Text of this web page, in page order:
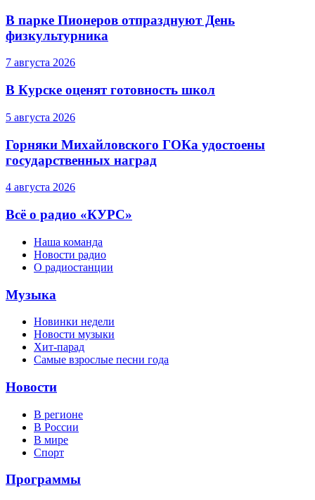
В парке Пионеров отпразднуют День
физкультурника
7 августа 2026
В Курске оценят готовность школ
5 августа 2026
Горняки Михайловского ГОКа удостоены
государственных наград
4 августа 2026
Всё о радио «КУРС»
Наша команда
Новости радио
О радиостанции
Музыка
Новинки недели
Новости музыки
Хит-парад
Самые взрослые песни года
Новости
В регионе
В России
В мире
Спорт
Программы